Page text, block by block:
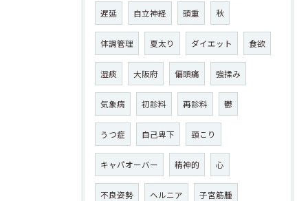
遅延 自立神経 頭重 秋
体調管理 夏太り ダイエット 食欲
湿痰 大阪府 偏頭痛 強揉み
気象病 初診料 再診料 鬱
うつ症 自己卑下 頸こり
キャパオーバー 精神的 心
不良姿勢 ヘルニア 子宮筋腫